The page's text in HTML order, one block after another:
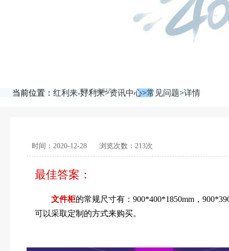
当前位置： 红利来-好利来>资讯中心>常见问题>详情
时间：2020-12-28 浏览次数：213次
最佳答案：
文件柜的常规尺寸有：900*400*1850mm，
可以采取定制的方式来购买。